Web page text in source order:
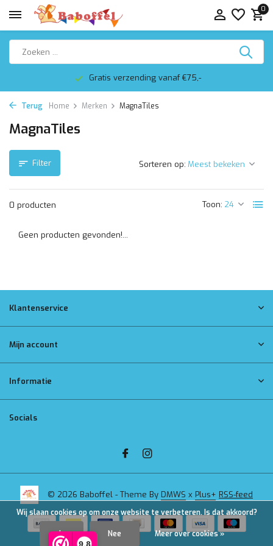
9,8
0
Gratis verzending vanaf €75,-
Terug Home Merken MagnaTiles
MagnaTiles
Filter
0 producten Toon:
Sorteren op:
Geen producten gevonden!...
Klantenservice
Mijn account
Informatie
Socials
© 2026 Baboffel - Theme By DMWS x Plus+ RSS-feed
Wij slaan cookies op om onze website te verbeteren. Is dat akkoord?
Ja Nee Meer over cookies »